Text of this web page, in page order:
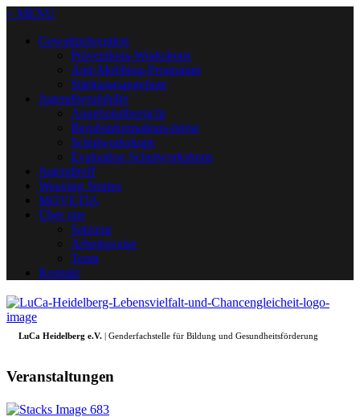
+ MENU
Gewaltprävention
Präventions-Workshops
Anti-Mobbing-Programm
Stärkungsangebote
Jugendberufshilfe
Angebotsübersicht
Berufsinformations-börse
Schulworkshops
Evaluation Schulworkshops
Jugendtreff
Weaving Stories
MOVETIA
Über uns
Satzung
Arbeitsweise
Team
Kontakt
LuCa Heidelberg e.V. | Genderfachstelle für Bildung und Gesundheitsförderung
Veranstaltungen